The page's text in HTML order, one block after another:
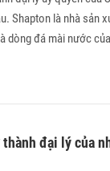
Shapton là nhà sản
dòng đá mài nước
đại lý của